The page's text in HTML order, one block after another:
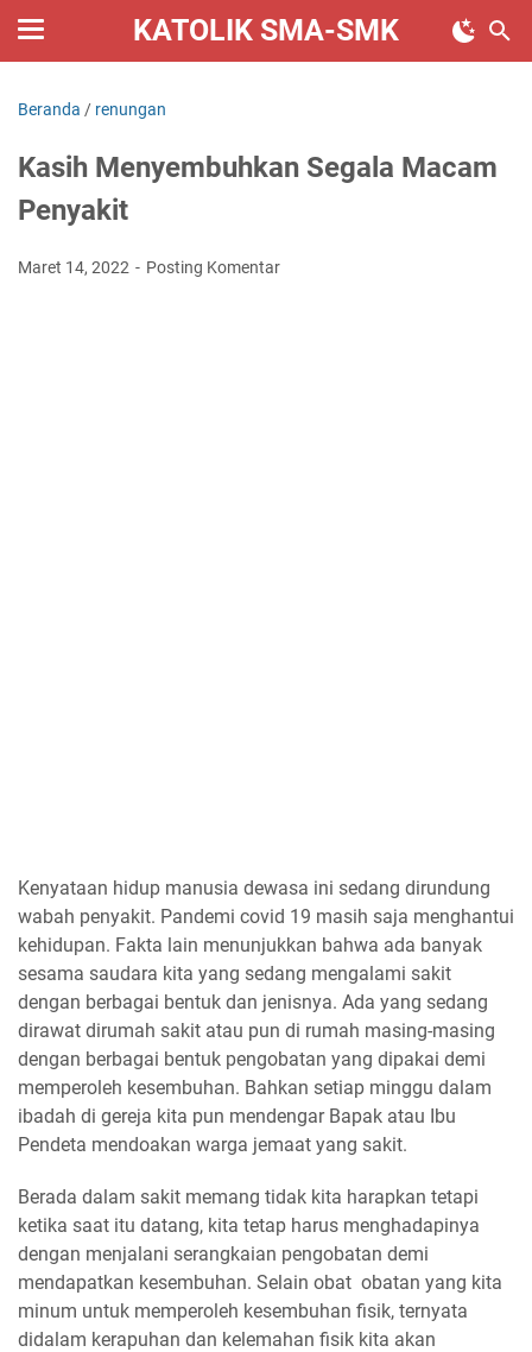
KATOLIK SMA-SMK
Beranda / renungan
Kasih Menyembuhkan Segala Macam
Penyakit
Maret 14, 2022 Posting Komentar
Kenyataan hidup manusia dewasa ini sedang dirundung
wabah penyakit. Pandemi covid 19 masih saja menghantui
kehidupan. Fakta lain menunjukkan bahwa ada banyak
sesama saudara kita yang sedang mengalami sakit
dengan berbagai bentuk dan jenisnya. Ada yang sedang
dirawat dirumah sakit atau pun di rumah masing-masing
dengan berbagai bentuk pengobatan yang dipakai demi
memperoleh kesembuhan. Bahkan setiap minggu dalam
ibadah di gereja kita pun mendengar Bapak atau Ibu
Pendeta mendoakan warga jemaat yang sakit.
Berada dalam sakit memang tidak kita harapkan tetapi
ketika saat itu datang, kita tetap harus menghadapinya
dengan menjalani serangkaian pengobatan demi
mendapatkan kesembuhan. Selain obat obatan yang kita
minum untuk memperoleh kesembuhan fisik, ternyata
didalam kerapuhan dan kelemahan fisik kita akan